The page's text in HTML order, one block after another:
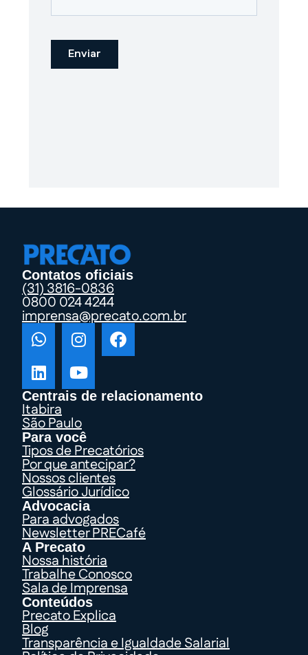
Contatos oficiais
(31) 3816-0836
0800 024 4244
imprensa@precato.com.br
Centrais de relacionamento
Itabira
São Paulo
Para você
Tipos de Precatórios
Por que antecipar?
Nossos clientes
Glossário Jurídico
Advocacia
Para advogados
Newsletter PRECafé
A Precato
Nossa história
Trabalhe Conosco
Sala de Imprensa
Conteúdos
Precato Explica
Blog
Transparência e Igualdade Salarial